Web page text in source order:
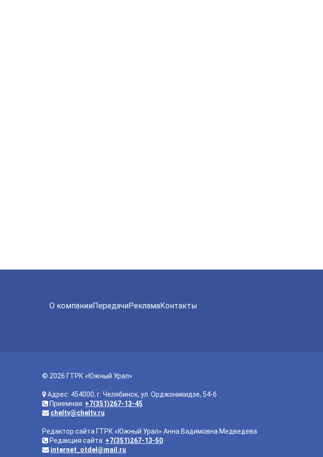
О компанииПередачиРекламаКонтакты
© 2026 ГТРК «Южный Урал»
Адрес: 454000, г. Челябинск, ул. Орджоникидзе, 54-б
Приемная: +7(351)267-13-45
cheltv@cheltv.ru
Редактор сайта ГТРК «Южный Урал» Анна Вадимовна Медведева
Редакция сайта: +7(351)267-13-50
internet_otdel@mail.ru